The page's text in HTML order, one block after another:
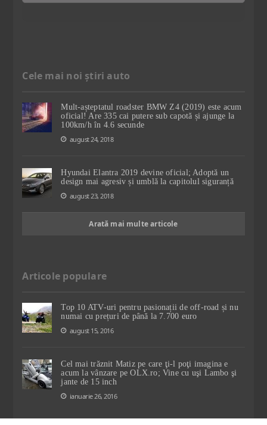
Cele mai noi știri auto
Mult-așteptatul roadster BMW Z4 (2019) este acum
oficial! Are 335 cai putere sub capotă și ajunge la
100km/h în 4.6 secunde
august 24, 2018
Hyundai Elantra 2019 devine oficial; Adoptă un
design mai agresiv și umblă la capitolul siguranță
august 23, 2018
Arată mai multe articole
Articole populare
Top 10 ATV-uri pentru pasionații de off-road și nu
numai cu prețuri de până la 7.700 euro
august 15, 2016
Cel mai trăznit Matiz pe care ţi-l poţi imagina e
acum la vânzare pe OLX.ro; Vine cu uşi Lambo şi
jante de 15 inch
ianuarie 26, 2016